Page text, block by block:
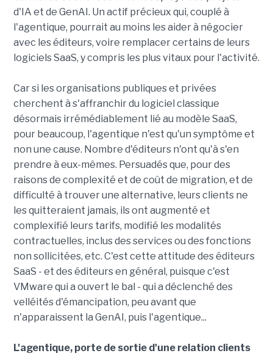
d'IA et de GenAI. Un actif précieux qui, couplé à
l'agentique, pourrait au moins les aider à négocier
avec les éditeurs, voire remplacer certains de leurs
logiciels SaaS, y compris les plus vitaux pour l'activité.
Car si les organisations publiques et privées
cherchent à s'affranchir du logiciel classique
désormais irrémédiablement lié au modèle SaaS,
pour beaucoup, l'agentique n'est qu'un symptôme et
non une cause. Nombre d'éditeurs n'ont qu'à s'en
prendre à eux-mêmes. Persuadés que, pour des
raisons de complexité et de coût de migration, et de
difficulté à trouver une alternative, leurs clients ne
les quitteraient jamais, ils ont augmenté et
complexifié leurs tarifs, modifié les modalités
contractuelles, inclus des services ou des fonctions
non sollicitées, etc. C'est cette attitude des éditeurs
SaaS - et des éditeurs en général, puisque c'est
VMware qui a ouvert le bal - qui a déclenché des
velléités d'émancipation, peu avant que
n'apparaissent la GenAI, puis l'agentique...
L'agentique, porte de sortie d'une relation clients